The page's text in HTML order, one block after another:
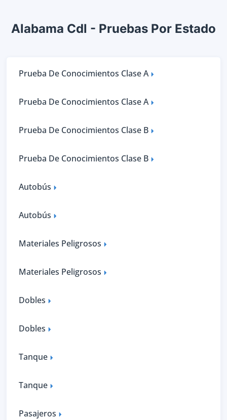
Alabama Cdl - Pruebas Por Estado
Prueba De Conocimientos Clase A
Prueba De Conocimientos Clase A
Prueba De Conocimientos Clase B
Prueba De Conocimientos Clase B
Autobús
Autobús
Materiales Peligrosos
Materiales Peligrosos
Dobles
Dobles
Tanque
Tanque
Pasajeros